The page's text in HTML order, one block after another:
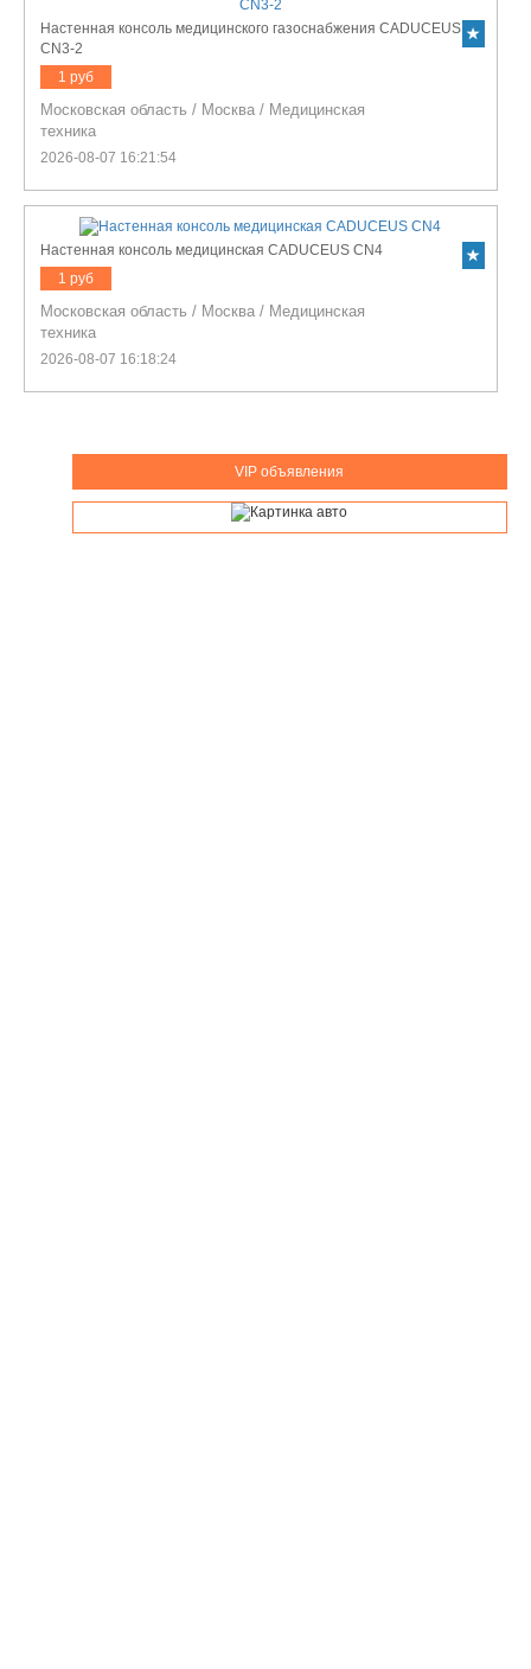
Настенная консоль медицинского газоснабжения CADUCEUS
CN3-2
1 руб
Московская область / Москва / Медицинская
техника
2026-08-07 16:21:54
Настенная консоль медицинская CADUCEUS CN4
1 руб
Московская область / Москва / Медицинская
техника
2026-08-07 16:18:24
VIP объявления